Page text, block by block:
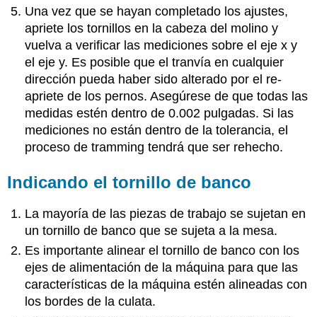
Una vez que se hayan completado los ajustes,
apriete los tornillos en la cabeza del molino y
vuelva a verificar las mediciones sobre el eje x y
el eje y. Es posible que el tranvía en cualquier
dirección pueda haber sido alterado por el re-
apriete de los pernos. Asegúrese de que todas las
medidas estén dentro de 0.002 pulgadas. Si las
mediciones no están dentro de la tolerancia, el
proceso de tramming tendrá que ser rehecho.
Indicando el tornillo de banco
La mayoría de las piezas de trabajo se sujetan en
un tornillo de banco que se sujeta a la mesa.
Es importante alinear el tornillo de banco con los
ejes de alimentación de la máquina para que las
características de la máquina estén alineadas con
los bordes de la culata.